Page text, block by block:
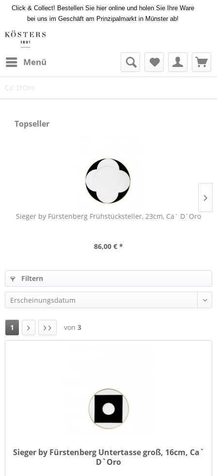
Click & Collect! Bestellen Sie hier online und holen Sie Ihre Ware
bei uns im Geschäft am Prinzipalmarkt in Münster ab!
Menü
Ca' D'Oro
Topseller
Sieger by Fürstenberg Frühstücksteller, 23cm, Ca` D`Oro
86,00 € *
Filtern
1 von 3
Sieger by Fürstenberg Untertasse groß, 16cm, Ca`
D`Oro